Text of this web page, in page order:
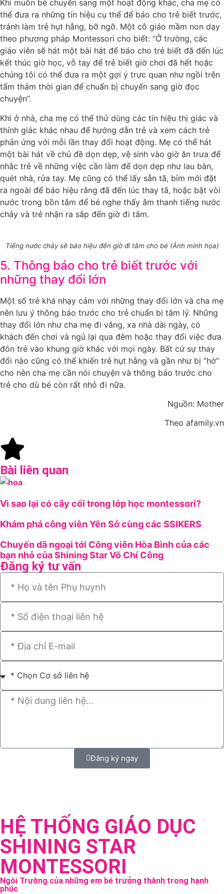
Khi muốn bé chuyển sang một hoạt động khác, cha mẹ có
thể đưa ra những tín hiệu cụ thể để báo cho trẻ biết trước,
tránh làm trẻ hụt hẫng, bỡ ngỡ. Một cô giáo mầm non dạy
theo phương pháp Montessori cho biết: “Ở trường, các
giáo viên sẽ hát một bài hát để báo cho trẻ biết đã đến lúc
kết thúc giờ học, vỗ tay để trẻ biết giờ chơi đã hết hoặc
chúng tôi có thể đưa ra một gợi ý trực quan như ngồi trên
tấm thảm thời gian để chuẩn bị chuyển sang giờ đọc
chuyện”.
Khi ở nhà, cha mẹ có thể thử dùng các tín hiệu thị giác và
thính giác khác nhau để hướng dẫn trẻ và xem cách trẻ
phản ứng với mỗi lần thay đổi hoạt động. Mẹ có thể hát
một bài hát về chủ đề dọn dẹp, vệ sinh vào giờ ăn trưa để
nhắc trẻ về những việc cần làm để dọn dẹp như lau bàn,
quét nhà, rửa tay. Mẹ cũng có thể lấy sẵn tã, bỉm mới đặt
ra ngoài để báo hiệu rằng đã đến lúc thay tã, hoặc bật vòi
nước trong bồn tắm để bé nghe thấy âm thanh tiếng nước
chảy và trẻ nhận ra sắp đến giờ đi tắm.
Tiếng nước chảy sẽ báo hiệu đến giờ đi tắm cho bé (Ảnh minh họa)
5. Thông báo cho trẻ biết trước với
những thay đổi lớn
Một số trẻ khá nhạy cảm với những thay đổi lớn và cha mẹ
nên lưu ý thông báo trước cho trẻ chuẩn bị tâm lý. Những
thay đổi lớn như cha mẹ đi vắng, xa nhà dài ngày, có
khách đến chơi và ngủ lại qua đêm hoặc thay đổi việc đưa
đón trẻ vào khung giờ khác với mọi ngày. Bất cứ sự thay
đổi nào cũng có thể khiến trẻ hụt hẫng và gần như bị “hớ”
cho nên cha mẹ cần nói chuyện và thông báo trước cho
trẻ cho dù bé còn rất nhỏ đi nữa.
Nguồn: Mother
Theo afamily.vn
Bài liên quan
Vì sao lại có cây cối trong lớp học montessori?
Khám phá công viên Yên Sở cùng các SSIKERS
Chuyến dã ngoại tới Công viên Hòa Bình của các
bạn nhỏ của Shining Star Võ Chí Công
Đăng ký tư vấn
Đăng ký ngay
HỆ THỐNG GIÁO DỤC
SHINING STAR
MONTESSORI
Ngôi Trường của những em bé trưởng thành trong hạnh
phúc